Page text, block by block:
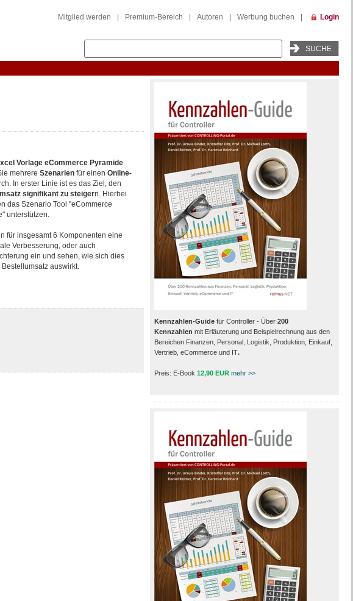
Mitglied werden Premium-Bereich Autoren Werbung buchen Login
Vorlage eCommerce Pyramide
mehrere Szenarien für einen Online-
In erster Linie ist es das Ziel, den
signifikant zu steigern. Hierbei
das Szenario Tool "eCommerce
unterstützen.
für insgesamt 6 Komponenten eine
Verbesserung, oder auch
ein und sehen, wie sich dies
Bestellumsatz auswirkt.
Kennzahlen-Guidefür Controller - Über 200
Kennzahlen mit Erläuterung und Beispielrechnung aus den
Bereichen Finanzen, Personal, Logistik, Produktion, Einkauf,
Vertrieb, eCommerce und IT.
Preis: E-Book 12,90 EUR mehr >>